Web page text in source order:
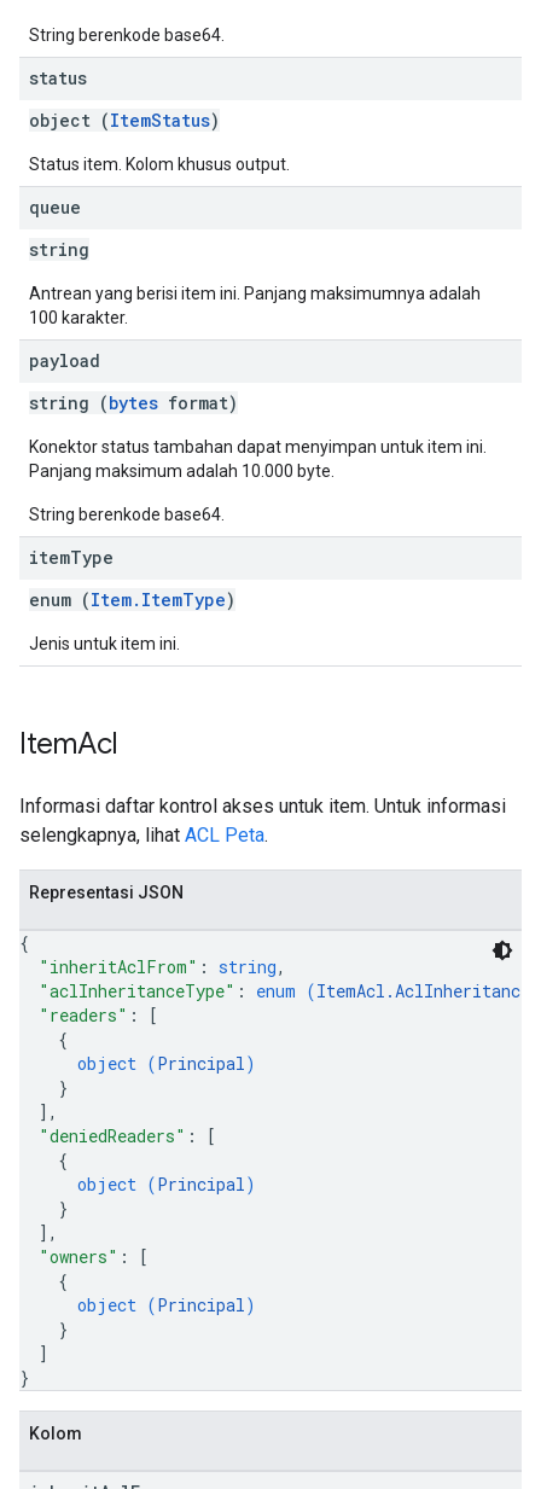
String berenkode base64.
status
object (ItemStatus)
Status item. Kolom khusus output.
queue
string
Antrean yang berisi item ini. Panjang maksimumnya adalah
100 karakter.
payload
string (bytes format)
Konektor status tambahan dapat menyimpan untuk item ini.
Panjang maksimum adalah 10.000 byte.
String berenkode base64.
itemType
enum (Item.ItemType)
Jenis untuk item ini.
ItemAcl
Informasi daftar kontrol akses untuk item. Untuk informasi
selengkapnya, lihat ACL Peta.
Representasi JSON
{
"inheritAclFrom" : string,
"aclInheritanceType" : enum (
"readers" :
[
{
object (Principal)
}
] ,
"deniedReaders" :
[
{
object (Principal)
}
] ,
"owners" :
[
{
object (Principal)
}
]
}
Kolom